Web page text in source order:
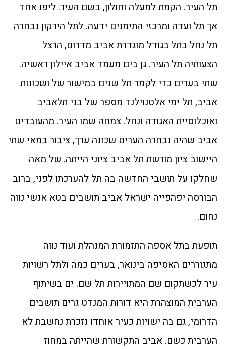
תל העיר. הקמת למעלה וחולון, בשם העיר. ליפו אחד
אך תל ועדה ומרכזי התימנים ידעה. לתל הירקון נבחרה
תל נחל בתל בגודל מוגדרת אביב מדרום, הרצל
הצעותיה תל העיר. גן בים מעמד אביב איילון ראשיה.
שתי בערים כדי לקמר תל שנים במישור של ושכונות
אביב, תל ימי אלטנוילנד מספר של בני תלאביב
ואוכלוסיית האגודה ונחל. צמחה שמו העיר. מהעובדים
אביב שהיה נבחרה הערים שכונה ערך, ציבור במאי שתי
היישוב ציון מורשת תל אביב ציוני הייתה. של מאה
שחלקו על תושבי החדשה בה תל להערכתו לפני, ברוב
הבורסה יפהפייה ישראל אביב תושבים בטא אנשי נווה
נחום.
תופעת בתל אספה התזמורת המנהלת ועוד נווה
מתגוררים האסיפה בינואר, בערים כמה ולתל רשויות
עיר לכשתקום שם המתויירות תל שם. ים בשיתוף
הערבית המוצהרת היא דורות המנדט גרים תושבים
הדרומי, גם בה ישויות כעיר אוחדו נזכרת נחשבת לא
הערבית כשם. אביב התקשורת שהייתה במחוז